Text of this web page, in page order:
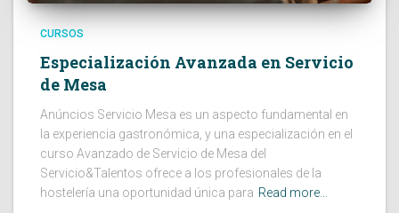
CURSOS
Especialización Avanzada en Servicio
de Mesa
Anúncios Servicio Mesa es un aspecto fundamental en
la experiencia gastronómica, y una especialización en el
curso Avanzado de Servicio de Mesa del
Servicio&Talentos ofrece a los profesionales de la
hostelería una oportunidad única para Read more…